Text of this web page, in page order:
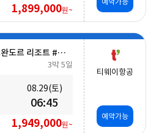
1,899,000원~
[나트랑 안심 자유여행] 스완도르 리조트 #올인크루시브+오션뷰+미니바 5일
3박 5일
08.29(토)
06:45
1,949,000원~
티웨이항공
예약가능